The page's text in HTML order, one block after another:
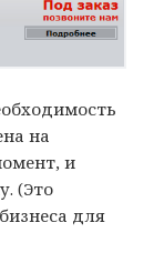
на
и
(Это
для